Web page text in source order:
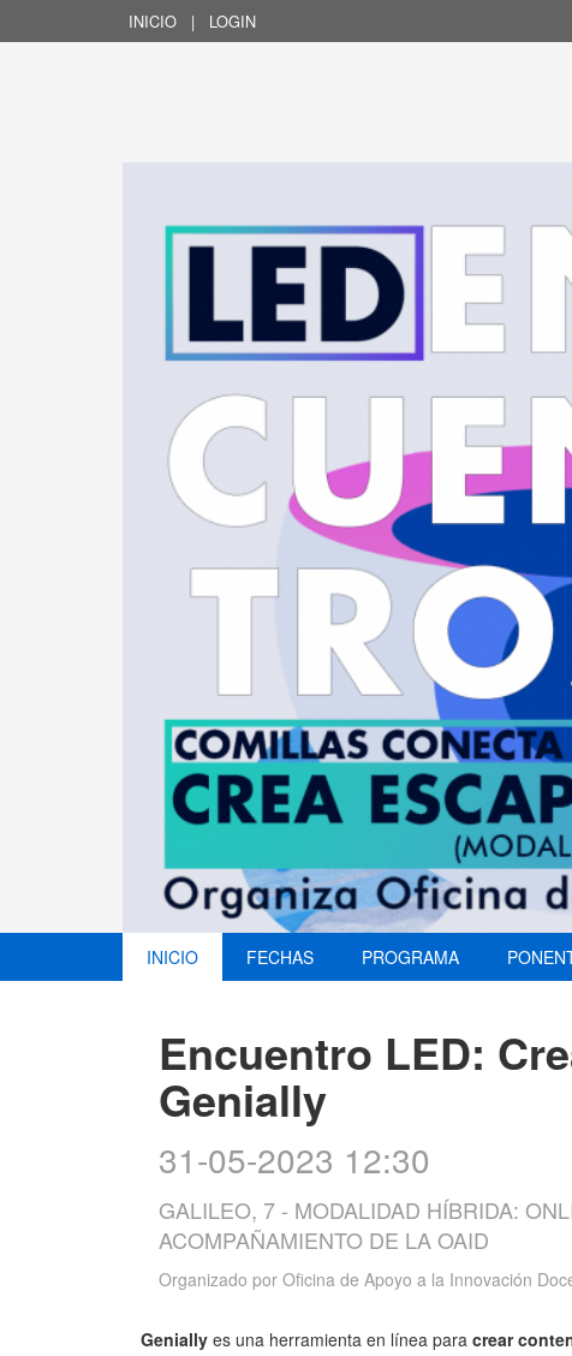
INICIO | LOGIN
INICIO FECHAS PROGRAMA
Encuentro LED:
Genially
31-05-2023 12:30
GALILEO, 7 - MODALIDAD HÍBRIDA:
ACOMPAÑAMIENTO DE LA OAID
Organizado por Oficina de Apoyo a la Innovación
Genially es una herramienta en línea para crear